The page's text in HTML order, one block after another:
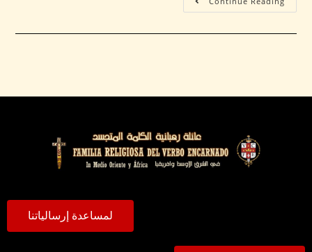
لمساعدة إرسالياتنا